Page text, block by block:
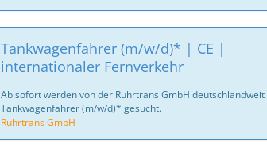
Tankwagenfahrer (m/w/d)* | CE |
internationaler Fernverkehr
Ab sofort werden von der Ruhrtrans GmbH deutschlandweit
Tankwagenfahrer (m/w/d)* gesucht.
Ruhrtrans GmbH